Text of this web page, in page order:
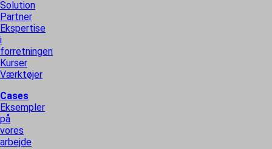
Solution
Partner
Ekspertise
i
forretningen
Kurser
Værktøjer
Cases
Eksempler
på
vores
arbejde